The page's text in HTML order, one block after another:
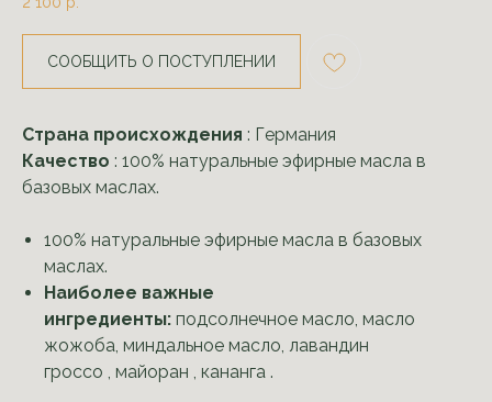
СООБЩИТЬ О ПОСТУПЛЕНИИ
Страна происхождения : Германия
Качество : 100% натуральные эфирные масла в
базовых маслах.
100% натуральные эфирные масла в базовых
маслах.
Наиболее важные
ингредиенты: подсолнечное масло, масло
жожоба, миндальное масло, лавандин
гроссо , майоран , кананга .